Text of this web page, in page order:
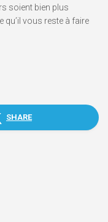
soient bien plus
qu’il vous reste à faire
SHARE